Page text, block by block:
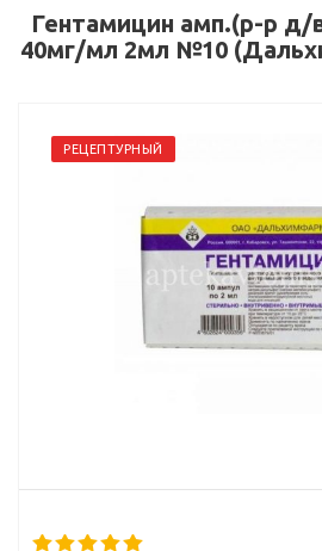
Гентамицин амп.(р-р
40мг/мл 2мл №10
РЕЦЕПТУРНЫЙ